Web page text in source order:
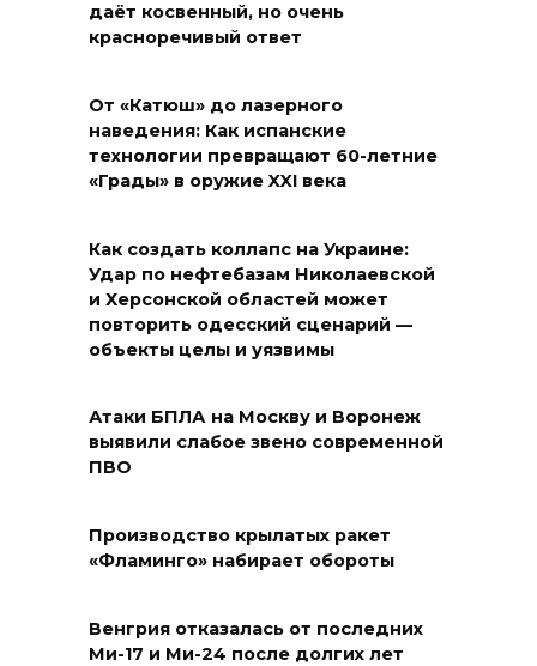
даёт косвенный, но очень
красноречивый ответ
От «Катюш» до лазерного
наведения: Как испанские
технологии превращают 60-летние
«Грады» в оружие XXI века
Как создать коллапс на Украине:
Удар по нефтебазам Николаевской
и Херсонской областей может
повторить одесский сценарий —
объекты целы и уязвимы
Атаки БПЛА на Москву и Воронеж
выявили слабое звено современной
ПВО
Производство крылатых ракет
«Фламинго» набирает обороты
Венгрия отказалась от последних
Ми-17 и Ми-24 после долгих лет